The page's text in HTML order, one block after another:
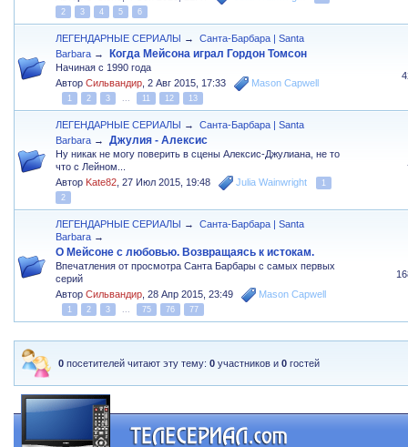
2
3 4 5 6
ЛЕГЕНДАРНЫЕ СЕРИАЛЫ →
Санта-Барбара | Santa
Barbara → Когда Мейсона играл Гордон Томсон
Начиная с 1990 года
АвторСильвандир ,2 Авг 2015, 17:33 Mason Capwell
1 2 3 ... 11 12 13
ЛЕГЕНДАРНЫЕ СЕРИАЛЫ →
Санта-Барбара | Santa
Barbara → Джулия - Алексис
Ну никак не могу поверить в сцены Алексис-Джулиана, не то
что с Лейном...
Автор Kate82 ,27 Июл 2015, 19:48 Julia Wainwright
1
2
ЛЕГЕНДАРНЫЕ СЕРИАЛЫ →
Санта-Барбара | Santa
Barbara →
О Мейсоне с любовью. Возвращаясь к истокам.
Впечатления от просмотра Санта Барбары с самых первых
серий
АвторСильвандир ,28 Апр 2015, 23:49 Mason Capwell
1 2 3 ... 75 76 77
0 посетителей читают эту тему:0 участников и0 гостей